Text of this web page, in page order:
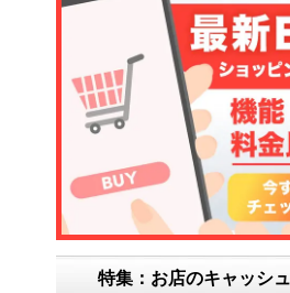
特集：お店のキャッシ